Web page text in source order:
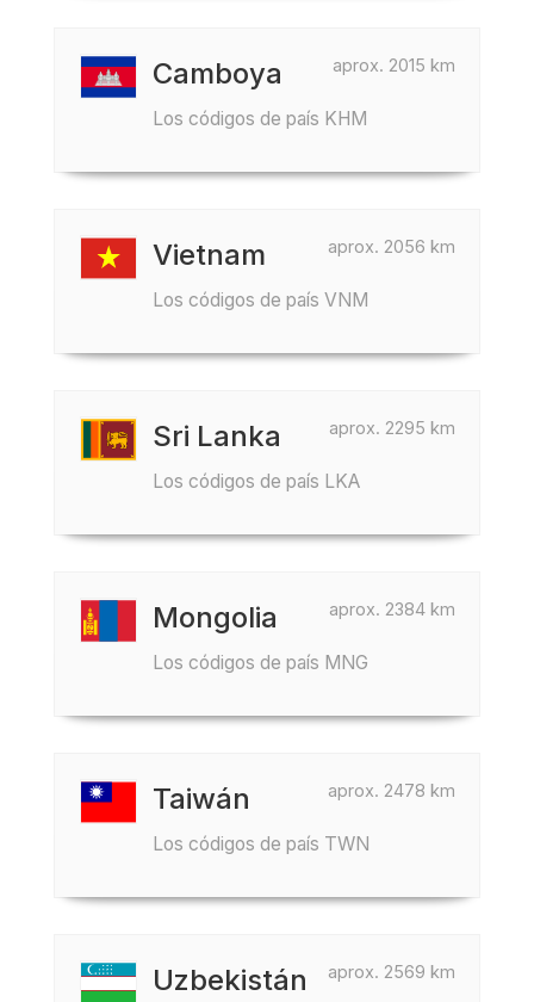
aprox. 2015 km
Camboya
Los códigos de país KHM
aprox. 2056 km
Vietnam
Los códigos de país VNM
aprox. 2295 km
Sri Lanka
Los códigos de país LKA
aprox. 2384 km
Mongolia
Los códigos de país MNG
aprox. 2478 km
Taiwán
Los códigos de país TWN
aprox. 2569 km
Uzbekistán